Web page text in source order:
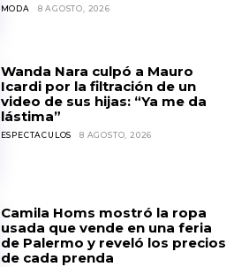
MODA 8 AGOSTO, 2026
Wanda Nara culpó a Mauro
Icardi por la filtración de un
video de sus hijas: “Ya me da
lástima”
ESPECTACULOS 8 AGOSTO, 2026
Camila Homs mostró la ropa
usada que vende en una feria
de Palermo y reveló los precios
de cada prenda